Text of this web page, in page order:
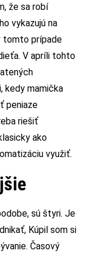
že sa robí
vykazujú na
tomto prípade
V apríli tohto
kedy mamička
peniaze
riešiť
ako
využiť.
sú štyri. Je
Kúpil som si
Časový